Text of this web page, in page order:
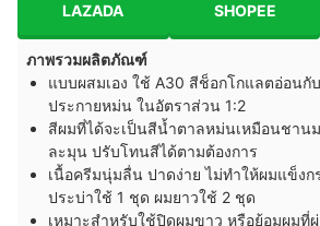
LAZADA SHOPEE
ภาพรวมผลิตภัณฑ์
แบบผสมเอง ใช้ A30 สีช็อกโกแลตอ่อน
ประกายหม่น ในอัตราส่วน 1:2
สีผมที่ได้จะเป็นสีน้ำตาลหม่นเหมือนชาน
ละมุน ปรับโทนสีได้ตามต้องการ
เนื้อครีมนุ่มลื่น ปาดง่าย ไม่ทำให้ผมแข็งก
ประบ่าใช้ 1 ชุด ผมยาวใช้ 2 ชุด
เหมาะสำหรับใช้ปิดผมขาว หรือย้อมผมที่